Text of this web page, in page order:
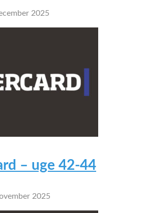
2025
– uge 42-44
2025